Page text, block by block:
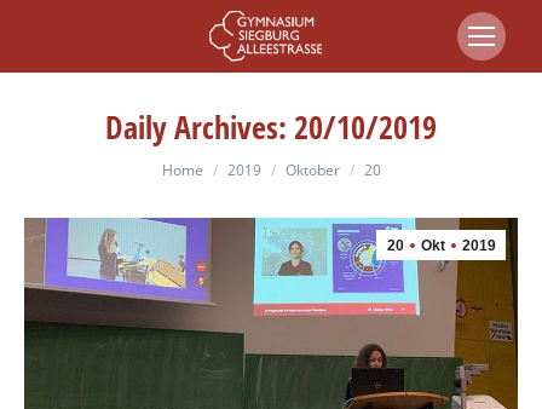
Daily Archives: 20/10/2019
You are here:
Home 2019 Oktober 20
20 Okt 2019